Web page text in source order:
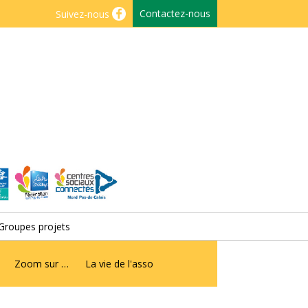
Suivez-nous Contactez-nous
projets
Zoom sur … La vie de l'asso